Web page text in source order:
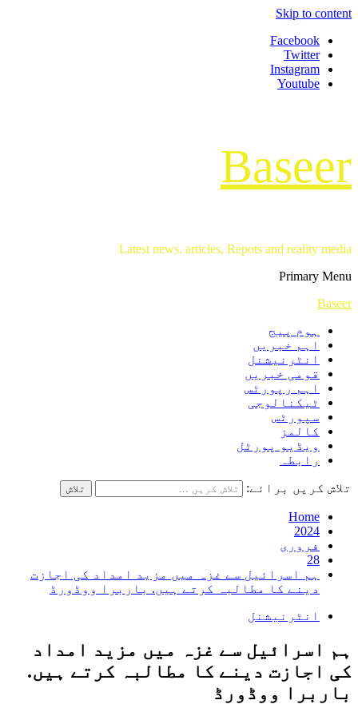
Skip to content
Facebook
Twitter
Instagram
Youtube
Baseer
Latest news, articles, Repots and reality media
Primary Menu
Baseer
ہوم پیج
اہم خبریں
انٹرنیشنل
قومی خبریں
اہم رپورٹس
ٹیکنالوجی
سپورٹس
کالمز
ویڈیو پورٹل
رابطہ
تلاش کریں برائے:
Home
2024
فروری
28
ہم اسرائیل سے غزہ میں مزید امداد کی اجازت
دینے کا مطالبہ کرتے ہیں. باربرا ووڈورڈ
انٹرنیشنل
ہم اسرائیل سے غزہ میں مزید امداد
کی اجازت دینے کا مطالبہ کرتے ہیں.
باربرا ووڈورڈ